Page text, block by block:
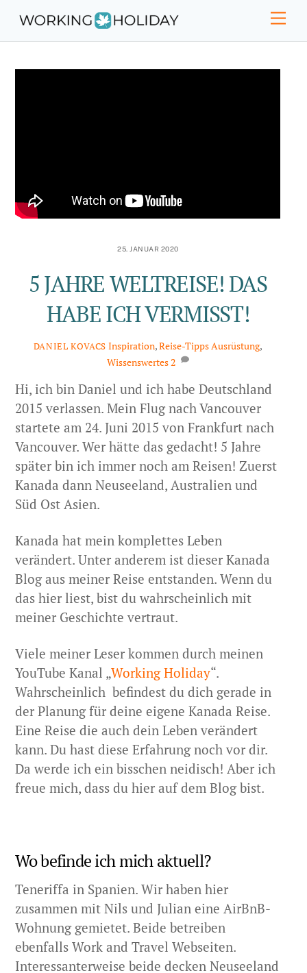
content
25. JANUAR 2020
5 JAHRE WELTREISE! DAS
HABE ICH VERMISST!
DANIEL KOVACS Inspiration,Reise-TippsAusrüstung,
Wissenswertes2
Hi, ich bin Daniel und ich habe Deutschland
2015 verlassen. Mein Flug nach Vancouver
startete am 24. Juni 2015 von Frankfurt nach
Vancouver. Wer hätte das gedacht! 5 Jahre
später bin ich immer noch am Reisen! Zuerst
Kanada dann Neuseeland, Australien und
Süd Ost Asien.
Kanada hat mein komplettes Leben
verändert. Unter anderem ist dieser Kanada
Blog aus meiner Reise entstanden. Wenn du
das hier liest, bist du wahrscheinlich mit
meiner Geschichte vertraut.
Viele meiner Leser kommen durch meinen
YouTube Kanal „Working Holiday“.
Wahrscheinlich befindest du dich gerade in
der Planung für deine eigene Kanada Reise.
Eine Reise die auch dein Leben verändert
kann. Du hast diese Erfahrung noch vor dir.
Da werde ich ein bisschen neidisch! Aber ich
freue mich, dass du hier auf dem Blog bist.
Wo befinde ich mich aktuell?
Teneriffa in Spanien. Wir haben hier
zusammen mit Nils und Julian eine AirBnB-
Wohnung gemietet. Beide betreiben
ebenfalls Work and Travel Webseiten.
Interessanterweise beide decken Neuseeland